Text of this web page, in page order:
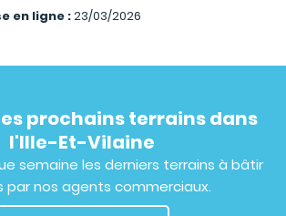
en ligne :23/03/2026
prochains terrains dans
l'Ille-Et-Vilaine
semaine les derniers terrains à bâtir
par nos agents commerciaux.